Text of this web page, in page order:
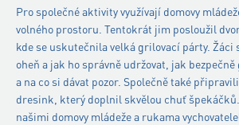
Pro společné aktivity využívají domovy
volného prostoru. Tentokrát jim posloužil
kde se uskutečnila velká grilovací párty. Žáci
oheň a jak ho správně udržovat, jak
a na co si dávat pozor. Společně také
dresink, který doplnil skvělou chuť
našimi domovy mládeže a rukama